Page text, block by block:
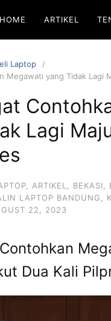
HOME ARTIKEL
Laptop
Megawati yang Tidak Lagi
Lagi
ARTIKEL BEKASI
LAPTOP BANDUNG
22, 2023
Dua Kali